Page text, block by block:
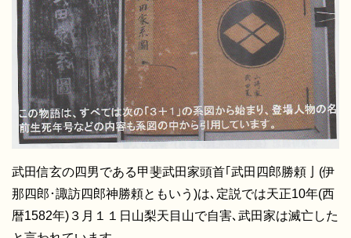
武田信玄の四男である甲斐武田家頭首｢武田四郎勝頼亅(伊
那四郎･諏訪四郎神勝頼ともいう)は､定説では天正10年(西
暦1582年)３月１１日山梨天目山で自害､武田家は滅亡した